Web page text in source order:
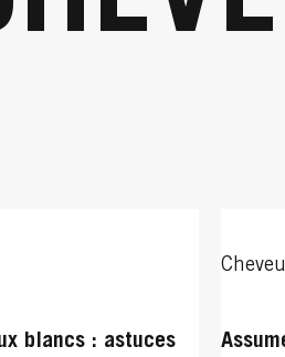
blancs : astuces